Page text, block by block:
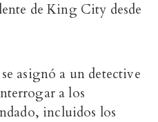
de King City desde
asignó a un detective
a los
incluidos los